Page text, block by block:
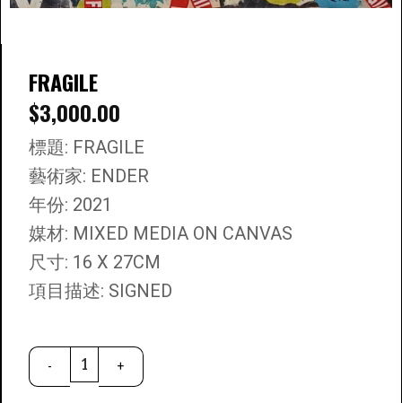
FRAGILE
$3,000.00
標題: FRAGILE
藝術家: ENDER
年份: 2021
媒材: MIXED MEDIA ON CANVAS
尺寸: 16 X 27CM
項目描述: SIGNED